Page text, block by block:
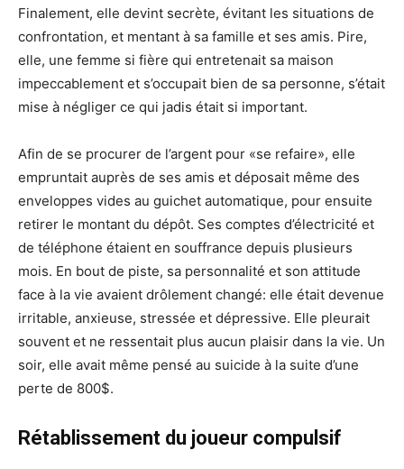
Finalement, elle devint secrète, évitant les situations de
confrontation, et mentant à sa famille et ses amis. Pire,
elle, une femme si fière qui entretenait sa maison
impeccablement et s’occupait bien de sa personne, s’était
mise à négliger ce qui jadis était si important.
Afin de se procurer de l’argent pour «se refaire», elle
empruntait auprès de ses amis et déposait même des
enveloppes vides au guichet automatique, pour ensuite
retirer le montant du dépôt. Ses comptes d’électricité et
de téléphone étaient en souffrance depuis plusieurs
mois. En bout de piste, sa personnalité et son attitude
face à la vie avaient drôlement changé: elle était devenue
irritable, anxieuse, stressée et dépressive. Elle pleurait
souvent et ne ressentait plus aucun plaisir dans la vie. Un
soir, elle avait même pensé au suicide à la suite d’une
perte de 800$.
Rétablissement du joueur compulsif